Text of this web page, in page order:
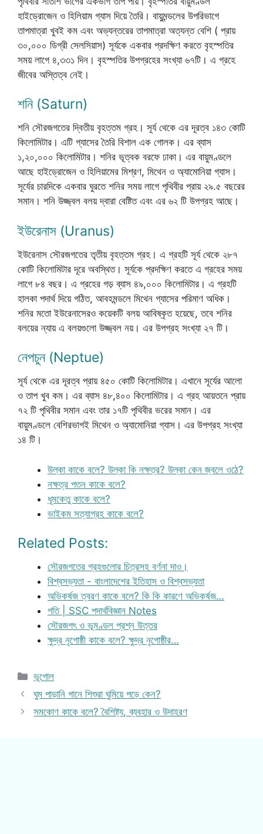
হাইড্রোজেন ও হিলিয়াম গ্যাস দিয়ে তৈরি। বায়ুমন্ডলের উপরিভাগে
তাপমাত্রা খুবই কম এবং অভ্যন্তরের তাপমাত্রা অত্যন্ত বেশি ( প্রায়
৩০,০০০ ডিগ্রী সেলসিয়াস) সূর্যকে একবার প্রদক্ষিণ করতে বৃহস্পতির
সময় লাগে ৪,৩৩১ দিন। বৃহস্পতির উপগ্রহের সংখ্যা ৬৭টি। এ গ্রহে
জীবের অস্তিত্ব নেই।
শনি (Saturn)
শনি সৌরজগতের দ্বিতীয় বৃহত্তম গ্রহ। সূর্য থেকে এর দূরত্ব ১৪৩ কোটি
কিলোমিটার। এটি গ্যাসের তৈরি বিশাল এক গোলক। এর ব্যাস
১,২০,০০০ কিলোমিটার। শনির ভূত্বক বরফে ঢাকা। এর বায়ুমণ্ডলে
আছে হাইড্রোজেন ও হিলিয়ামের মিশ্রণ, মিথেন ও অ্যামোনিয়া গ্যাস।
সূর্যের চারদিকে একবার ঘুরতে শনির সময় লাগে পৃথিবীর প্রায় ২৯.৫ বছরের
সমান। শনি উজ্জ্বল বলয় দ্বারা বেষ্টিত এবং এর ৬২ টি উপগ্রহ আছে।
ইউরেনাস (Uranus)
ইউরেনাস সৌরজগতের তৃতীয় বৃহত্তম গ্রহ। এ গ্রহটি সূর্য থেকে ২৮৭
কোটি কিলোমিটার দূরে অবস্থিত। সূর্যকে প্রদক্ষিণ করতে এ গ্রহের সময়
লাগে ৮৪ বছর। এ গ্রহের গড় ব্যাস ৪৯,০০০ কিলোমিটার। এ গ্রহটি
হালকা পদার্থ দিয়ে গঠিত, আবহমন্ডলে মিথেন গ্যাসের পরিমাণ অধিক।
শনির মতো ইউরেনাসেরও কয়েকটি বলয় আবিষ্কৃত হয়েছে, তবে শনির
বলয়ের ন্যায় এ বলয়গুলো উজ্জ্বল নয়। এর উপগ্রহ সংখ্যা ২৭ টি।
নেপচুন (Neptue)
সূর্য থেকে এর দূরত্ব প্রায় ৪৫০ কোটি কিলোমিটার। এখানে সূর্যের আলো
ও তাপ খুব কম। এর ব্যাস ৪৮,৪০০ কিলোমিটার। এ গ্রহ আয়তনে প্রায়
৭২ টি পৃথিবীর সমান এবং তার ১৭টি পৃথিবীর ভরের সমান। এর
বায়ুমণ্ডলে বেশিরভাগই মিথেন ও অ্যামোনিয়া গ্যাস। এর উপগ্রহ সংখ্যা
১৪ টি।
উল্কা কাকে বলে? উল্কা কি নক্ষত্র? উল্কা কেন জ্বলে ওঠে?
নক্ষত্র পতন কাকে বলে?
ধূমকেতু কাকে বলে?
ভাইকম সত্যাগ্রহ কাকে বলে?
Related Posts:
সৌরজগতের গ্রহগুলোর চিত্রসহ বর্ণনা দাও।
বিশ্বসভ্যতা - বাংলাদেশের ইতিহাস ও বিশ্বসভ্যতা
অভিকর্ষজ ত্বরণ কাকে বলে? কি কি কারণে অভিকর্ষজ…
গতি | SSC পদার্থবিজ্ঞান Notes
সৌরজগৎ ও ভূমণ্ডল প্রশ্ন উত্তর
ক্ষুদ্র নৃগোষ্ঠী কাকে বলে? ক্ষুদ্র নৃগোষ্ঠীর…
Categories
ভূগোল
ঘুম পাড়ানি গানে শিশুরা ঘুমিয়ে পড়ে কেন?
সমকোণ কাকে বলে? বৈশিষ্ট্য, ব্যবহার ও উদাহরণ